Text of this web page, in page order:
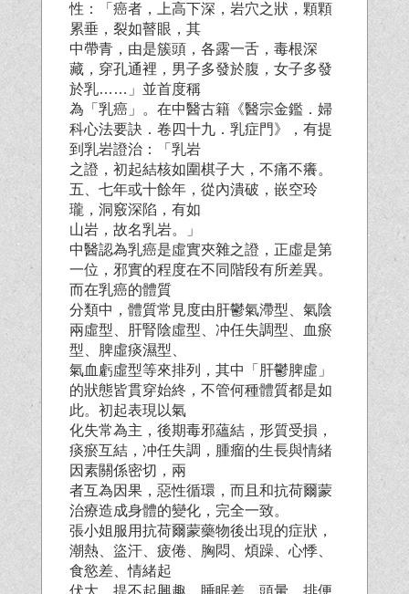
性：「癌者，上高下深，岩穴之狀，顆顆
累垂，裂如瞽眼，其
中帶青，由是簇頭，各露一舌，毒根深
藏，穿孔通裡，男子多發於腹，女子多發
於乳……」並首度稱
為「乳癌」。在中醫古籍《醫宗金鑑．婦
科心法要訣．卷四十九．乳症門》，有提
到乳岩證治：「乳岩
之證，初起結核如圍棋子大，不痛不癢。
五、七年或十餘年，從內潰破，嵌空玲
瓏，洞竅深陷，有如
山岩，故名乳岩。」
中醫認為乳癌是虛實夾雜之證，正虛是第
一位，邪實的程度在不同階段有所差異。
而在乳癌的體質
分類中，體質常見度由肝鬱氣滯型、氣陰
兩虛型、肝腎陰虛型、冲任失調型、血瘀
型、脾虛痰濕型、
氣血虧虛型等來排列，其中「肝鬱脾虛」
的狀態皆貫穿始終，不管何種體質都是如
此。初起表現以氣
化失常為主，後期毒邪蘊結，形質受損，
痰瘀互結，冲任失調，腫瘤的生長與情緒
因素關係密切，兩
者互為因果，惡性循環，而且和抗荷爾蒙
治療造成身體的變化，完全一致。
張小姐服用抗荷爾蒙藥物後出現的症狀，
潮熱、盜汗、疲倦、胸悶、煩躁、心悸、
食慾差、情緒起
伏大、提不起興趣、睡眠差、頭暈、排便